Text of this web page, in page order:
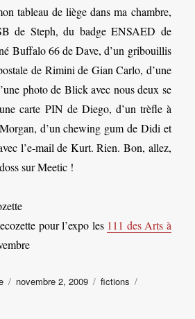
tableau de liège dans ma chambre,
de Steph, du badge ENSAED de
Buffalo 66 de Dave, d’un gribouillis
de Rimini de Gian Carlo, d’une
photo de Blick avec nous deux se
carte PIN de Diego, d’un trèfle à
d’un chewing gum de Didi et
l’e-mail de Kurt. Rien. Bon, allez,
sur Meetic !
pour l’expo les 111 des Arts à
Publié
novembre 2, 2009 Catégories
fictions